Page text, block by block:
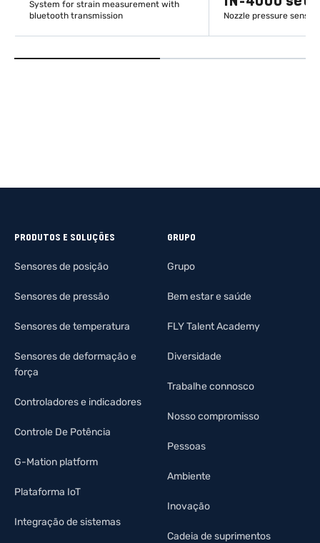
System for strain measurement with
bluetooth transmission
Nozzle pressure
PRODUTOS E SOLUÇÕES
Sensores de posição
Sensores de pressão
Sensores de temperatura
Sensores de deformação e
força
Controladores e indicadores
Controle De Potência
G-Mation platform
Plataforma IoT
Integração de sistemas
GRUPO
Grupo
Bem estar e saúde
FLY Talent Academy
Diversidade
Trabalhe connosco
Nosso compromisso
Pessoas
Ambiente
Inovação
Cadeia de suprimentos